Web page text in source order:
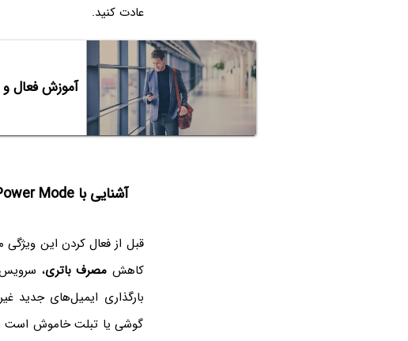
عادت کنید.
آموزش فعال و
آشنایی با Low Power Mode
قبل از فعال کردن این
کاهش مصرف باتری
بارگذاری ایمیل‌های جدید
گوشی یا تبلت خاموش است یا